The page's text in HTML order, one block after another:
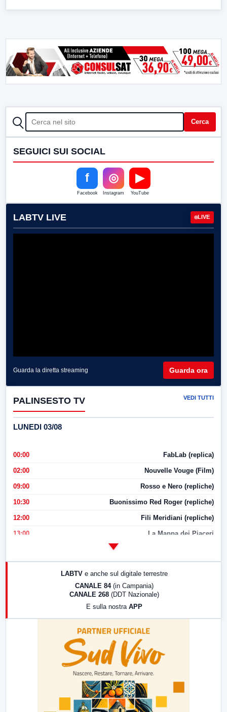
CERCA Cerca
SEGUICI SUI SOCIAL
f
Facebook
◎
Instagram
▶
YouTube
LABTV LIVE LIVE
Guarda la diretta streaming Guarda ora
PALINSESTO TV VEDI TUTTI
LUNEDI 03/08
00:00 FabLab (replica)
02:00 Nouvelle Vouge (Film)
09:00 Rosso e Nero (repliche)
10:30 Buonissimo Red Roger (repliche)
12:00 Fili Meridiani (repliche)
13:00 La Mappa dei Piaceri
LABTV e anche sul digitale terrestre
CANALE 84 (in Campania)
CANALE 268 (DDT Nazionale)
E sulla nostra APP